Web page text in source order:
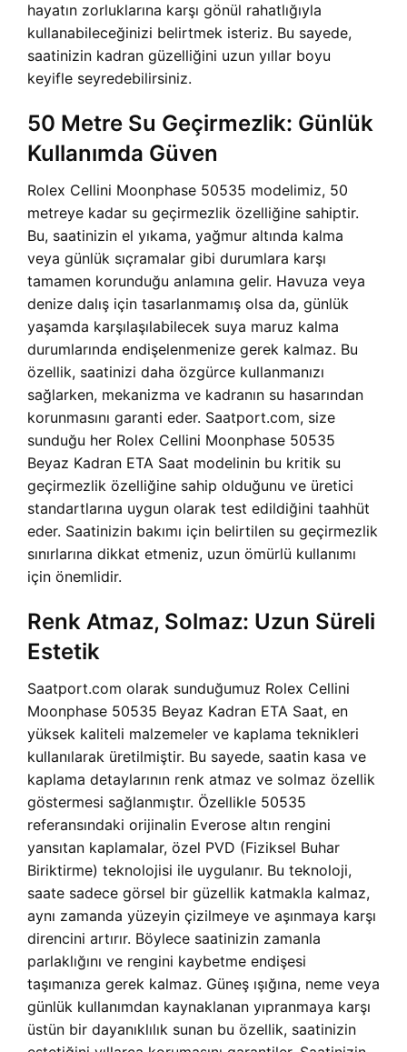
hayatın zorluklarına karşı gönül rahatlığıyla
kullanabileceğinizi belirtmek isteriz. Bu sayede,
saatinizin kadran güzelliğini uzun yıllar boyu
keyifle seyredebilirsiniz.
50 Metre Su Geçirmezlik: Günlük
Kullanımda Güven
Rolex Cellini Moonphase 50535 modelimiz, 50
metreye kadar su geçirmezlik özelliğine sahiptir.
Bu, saatinizin el yıkama, yağmur altında kalma
veya günlük sıçramalar gibi durumlara karşı
tamamen korunduğu anlamına gelir. Havuza veya
denize dalış için tasarlanmamış olsa da, günlük
yaşamda karşılaşılabilecek suya maruz kalma
durumlarında endişelenmenize gerek kalmaz. Bu
özellik, saatinizi daha özgürce kullanmanızı
sağlarken, mekanizma ve kadranın su hasarından
korunmasını garanti eder. Saatport.com, size
sunduğu her Rolex Cellini Moonphase 50535
Beyaz Kadran ETA Saat modelinin bu kritik su
geçirmezlik özelliğine sahip olduğunu ve üretici
standartlarına uygun olarak test edildiğini taahhüt
eder. Saatinizin bakımı için belirtilen su geçirmezlik
sınırlarına dikkat etmeniz, uzun ömürlü kullanımı
için önemlidir.
Renk Atmaz, Solmaz: Uzun Süreli
Estetik
Saatport.com olarak sunduğumuz Rolex Cellini
Moonphase 50535 Beyaz Kadran ETA Saat, en
yüksek kaliteli malzemeler ve kaplama teknikleri
kullanılarak üretilmiştir. Bu sayede, saatin kasa ve
kaplama detaylarının renk atmaz ve solmaz özellik
göstermesi sağlanmıştır. Özellikle 50535
referansındaki orijinalin Everose altın rengini
yansıtan kaplamalar, özel PVD (Fiziksel Buhar
Biriktirme) teknolojisi ile uygulanır. Bu teknoloji,
saate sadece görsel bir güzellik katmakla kalmaz,
aynı zamanda yüzeyin çizilmeye ve aşınmaya karşı
direncini artırır. Böylece saatinizin zamanla
parlaklığını ve rengini kaybetme endişesi
taşımanıza gerek kalmaz. Güneş ışığına, neme veya
günlük kullanımdan kaynaklanan yıpranmaya karşı
üstün bir dayanıklılık sunan bu özellik, saatinizin